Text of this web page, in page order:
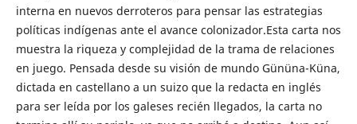
interna en nuevos derroteros para pensar las estrategias
políticas indígenas ante el avance colonizador.Esta carta nos
muestra la riqueza y complejidad de la trama de relaciones
en juego. Pensada desde su visión de mundo Gününa-Küna,
dictada en castellano a un suizo que la redacta en inglés
para ser leída por los galeses recién llegados, la carta no